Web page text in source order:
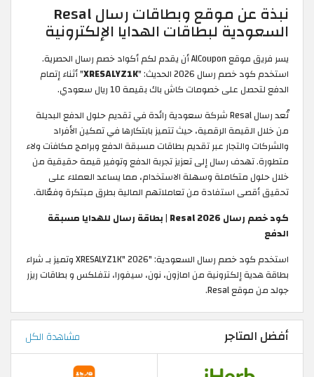
نبذة عن موقع وبطاقات رسال Resal
السعودية لبطاقات الهدايا الإلكترونية
يسر فريق موقع AlCoupon أن يقدم لكم أكواد خصم رسال الحصرية.
استخدم كود خصم رسال 2026 الحديث: "
XRESALYZ1K" أثناء إتمام
الدفع لتحصل على خصومات كاش باك بقيمة 10 ريال سعودي.
تُعد رسال Resal شركة سعودية رائدة في تقديم حلول الدفع البديلة
من خلال القيمة الرقمية، حيث تتميز بابتكارها في تمكين الأفراد
والشركات والتجار عبر تقديم بطاقات مسبقة الدفع وبرامج مكافآت ولاء
متطورة. تهدف رسال إلى تعزيز تجربة الدفع وتوفير قيمة حقيقية من
خلال حلول متكاملة وسهلة الاستخدام، مما يساعد العملاء على
تحقيق أقصى استفادة من تعاملاتهم المالية بطرق مبتكرة وفعّالة.
كود خصم رسال Resal 2026 | بطاقة رسال للهدايا مسبقة
الدفع
استخدم كود خصم رسال السعودية: "XRESALYZ1K" 2026 وتميز بـ شراء
بطاقة هدية إلكترونية من امازون، نون، سيفورا، نتفلكس و بطاقات ريزر
جولد من موقع Resal.
أفضل المتاجر مشاهدة الكل